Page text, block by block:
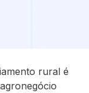
rural é